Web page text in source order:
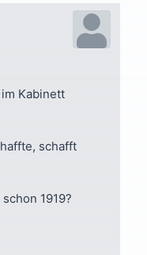
Kabinett
schafft
1919?